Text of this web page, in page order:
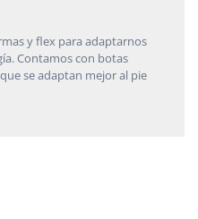
y flex para adaptarnos
Contamos con botas
se adaptan mejor al pie